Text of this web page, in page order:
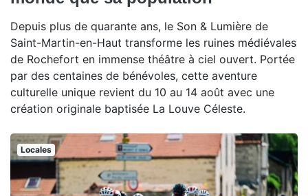
Depuis plus de quarante ans, le Son & Lumière de
Saint-Martin-en-Haut transforme les ruines médiévales
de Rochefort en immense théâtre à ciel ouvert. Portée
par des centaines de bénévoles, cette aventure
culturelle unique revient du 10 au 14 août avec une
création originale baptisée La Louve Céleste.
Locales